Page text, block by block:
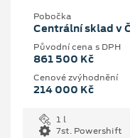
Pobočka
Centrální sklad v
Původní cena s DPH
861 500 Kč
Cenové zvýhodnění
214 000 Kč
1 l
7st. Powershift